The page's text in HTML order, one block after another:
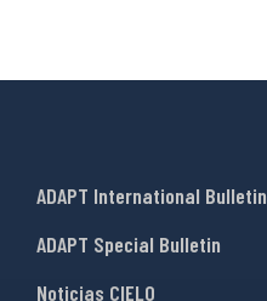
ADAPT International Bulletin
ADAPT Special Bulletin
Noticias CIELO